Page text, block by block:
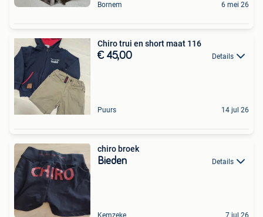
Bornem 6 mei 26
Chiro trui en short maat 116
€ 45,00 Details
Puurs 14 jul 26
chiro broek
Bieden Details
Kemzeke 7 jul 26